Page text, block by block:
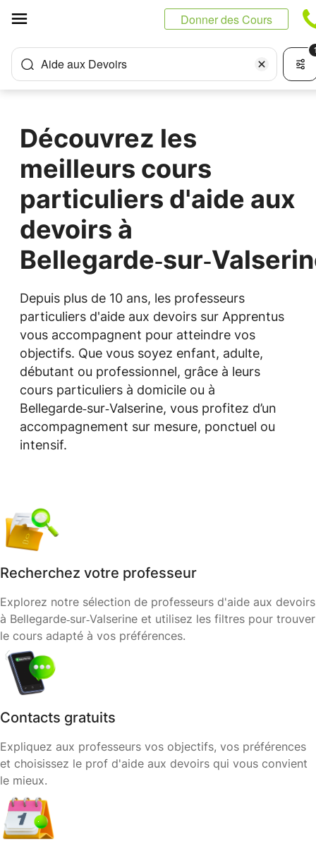
Donner des Cours
Aide aux Devoirs
Découvrez les
meilleurs cours
particuliers d'aide aux
devoirs à
Depuis plus de 10 ans, les professeurs
particuliers d'aide aux devoirs sur Apprentus
vous accompagnent pour atteindre vos
objectifs. Que vous soyez enfant, adulte,
débutant ou professionnel, grâce à leurs
cours particuliers à domicile ou à
Bellegarde‑sur‑Valserine, vous profitez d’un
accompagnement sur mesure, ponctuel ou
intensif.
Recherchez votre professeur
Explorez notre sélection de professeurs d'aide aux devoirs
à Bellegarde‑sur‑Valserine et utilisez les filtres pour trouver
le cours adapté à vos préférences.
Contacts gratuits
Expliquez aux professeurs vos objectifs, vos préférences
et choisissez le prof d'aide aux devoirs qui vous convient
le mieux.